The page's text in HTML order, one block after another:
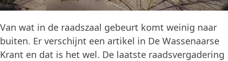
Van wat in de raadszaal gebeurt komt weinig naar
buiten. Er verschijnt een artikel in De Wassenaarse
Krant en dat is het wel. De laatste raadsvergadering